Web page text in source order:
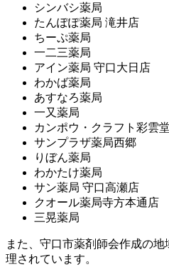
シンバシ薬局
たんぽぽ薬局 滝井店
ちーぷ薬局
一二三薬局
アイン薬局 守口大日店
わかば薬局
あすなろ薬局
一又薬局
カンポウ・クラフト彩雲
サンプラザ薬局西郷
りぼん薬局
わかたけ薬局
サン薬局 守口高瀬店
クオール薬局寺方本通店
三晃薬局
また、守口市薬剤師会作成の
理されています。